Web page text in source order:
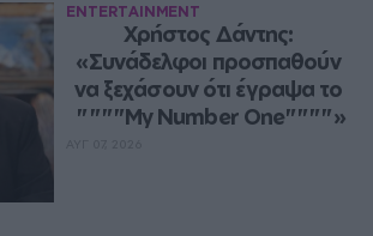
ENTERTAINMENT
Χρήστος Δάντης:
«Συνάδελφοι προσπαθούν
να ξεχάσουν ότι έγραψα το
""""My Number One""""»